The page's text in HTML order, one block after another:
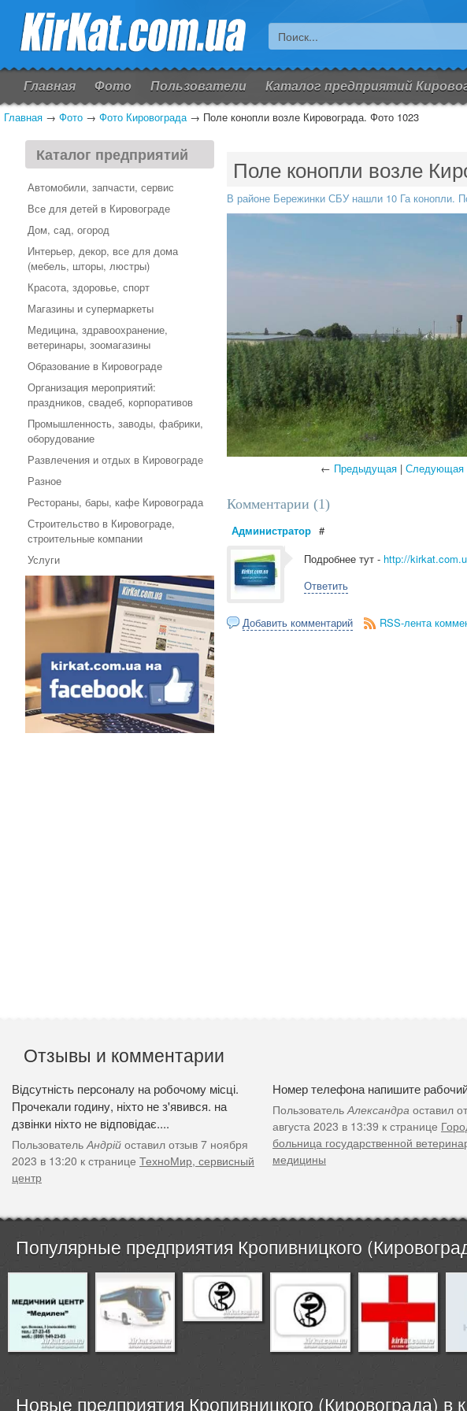
Главная Фото Пользователи Каталог предприятий
Главная → Фото → Фото Кировограда→ Поле конопли возле Кировограда. Фото 1023
Каталог предприятий
Автомобили, запчасти, сервис
Все для детей в Кировограде
Дом, сад, огород
Интерьер, декор, все для дома
(мебель, шторы, люстры)
Красота, здоровье, спорт
Магазины и супермаркеты
Медицина, здравоохранение,
ветеринары, зоомагазины
Образование в Кировограде
Организация мероприятий:
праздников, свадеб, корпоративов
Промышленность, заводы, фабрики,
оборудование
Развлечения и отдых в Кировограде
Разное
Рестораны, бары, кафе Кировограда
Строительство в Кировограде,
строительные компании
Услуги
Поле конопли возле
В районе Бережинки СБУ нашли 10 Га конопли.
← Предыдущая| Следующая
Комментарии (1)
Администратор #
Подробнее тут - http://
Ответить
Добавить комментарий RSS-лента
Отзывы и комментарии
Відсутність персоналу на робочому місці.
Прочекали годину, ніхто не з'явився. на
дзвінки ніхто не відповідає....
ПользовательАндрій оставил отзыв 7 ноября
2023 в 13:20 к странице ТехноМир, сервисный
центр
Номер телефона напишите
ПользовательАлександра оставил
августа 2023 в 13:39 к странице
больница государственной
медицины
Популярные предприятия Кропивницкого
Новые предприятия Кропивницкого (Кировограда) в